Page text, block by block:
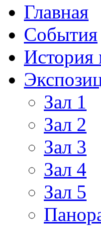
Главная
События
История
Зал 1
Зал 2
Зал 3
Зал 4
Зал 5